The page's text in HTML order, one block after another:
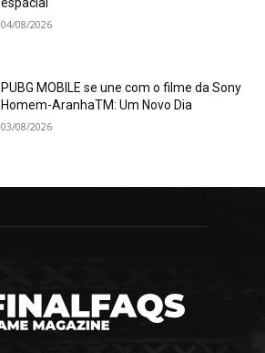
espacial
04/08/2026
PUBG MOBILE se une com o filme da Sony
Homem-AranhaTM: Um Novo Dia
03/08/2026